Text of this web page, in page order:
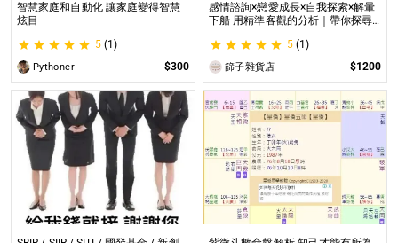
智慧家庭和自動化 讓家庭變得智慧
炫目
5 (1)
Pythoner $300
感情諮詢×戀愛成長×自我探索×解暈
下船 用精準客觀的分析｜帶你探尋
5 (1)
篩子雜貨店 $1200